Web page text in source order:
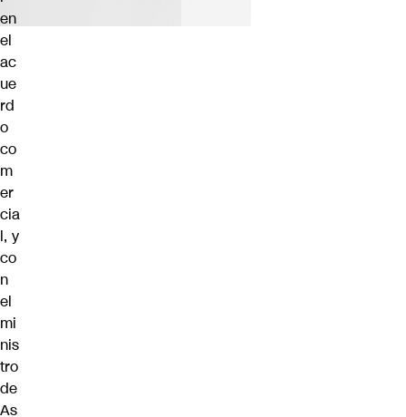
en
el
ac
ue
rd
o
co
m
er
cia
l, y
co
n
el
mi
nis
tro
de
As